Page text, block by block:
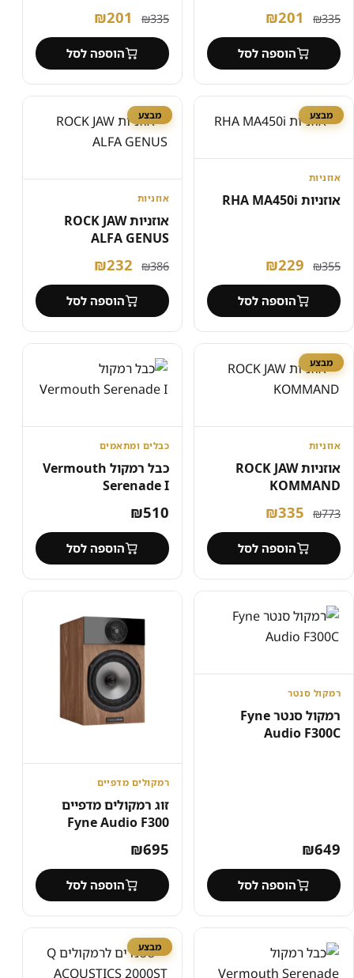
₪335
המחיר
המקורי
היה:
₪335.
₪201
הנוכחי
הוא:
₪201.
הוספה לסל
₪335
המחיר
המקורי
היה:
₪335.
₪201
הנוכחי
הוא:
₪201.
הוספה לסל
מבצע
אוזניות
אוזניות RHA MA450i
₪355
המחיר
המקורי
היה:
₪355.
₪229
הנוכחי
הוא:
₪229.
הוספה לסל
מבצע
אוזניות
אוזניות ROCK JAW
ALFA GENUS
₪386
המחיר
המקורי
היה:
₪386.
₪232
הנוכחי
הוא:
₪232.
הוספה לסל
מבצע
אוזניות
אוזניות ROCK JAW
KOMMAND
₪773
המחיר
המקורי
היה:
₪773.
₪335
הנוכחי
הוא:
₪335.
הוספה לסל
כבלים ומתאמים
כבל רמקול Vermouth
Serenade I
₪510
הוספה לסל
רמקול סנטר
רמקול סנטר Fyne
Audio F300C
₪649
הוספה לסל
רמקולים מדפיים
זוג רמקולים מדפיים
Fyne Audio F300
₪695
הוספה לסל
מבצע